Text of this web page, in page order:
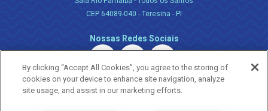
CEP 64089-040 - Teresina - PI
Nossas Redes Sociais
By clicking “Accept All Cookies”, you agree to the storing of
cookies on your device to enhance site navigation, analyze
site usage, and assist in our marketing efforts.